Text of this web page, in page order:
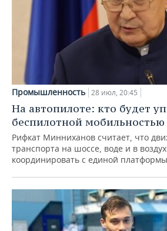
Промышленность 28 июл, 20:45
На автопилоте: кто будет
беспилотной мобильностью
Рифкат Минниханов считает, что
транспорта на шоссе, воде и в
координировать с единой платформы